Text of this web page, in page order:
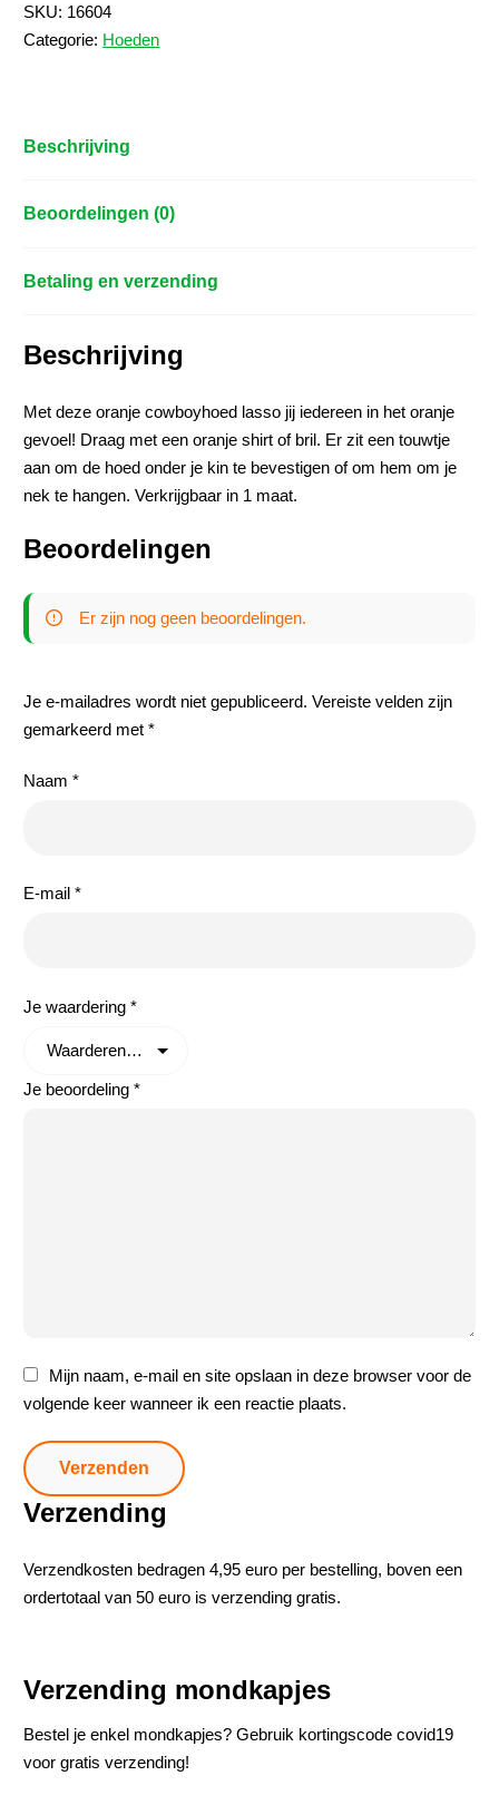
SKU: 16604
Categorie: Hoeden
Beschrijving
Beoordelingen (0)
Betaling en verzending
Beschrijving
Met deze oranje cowboyhoed lasso jij iedereen in het oranje
gevoel! Draag met een oranje shirt of bril. Er zit een touwtje
aan om de hoed onder je kin te bevestigen of om hem om je
nek te hangen. Verkrijgbaar in 1 maat.
Beoordelingen
Er zijn nog geen beoordelingen.
Je e-mailadres wordt niet gepubliceerd. Vereiste velden zijn
gemarkeerd met*
Naam*
E-mail*
Je waardering*
Je beoordeling*
Mijn naam, e-mail en site opslaan in deze browser voor de
volgende keer wanneer ik een reactie plaats.
Verzending
Verzendkosten bedragen 4,95 euro per bestelling, boven een
ordertotaal van 50 euro is verzending gratis.
Verzending mondkapjes
Bestel je enkel mondkapjes? Gebruik kortingscode covid19
voor gratis verzending!